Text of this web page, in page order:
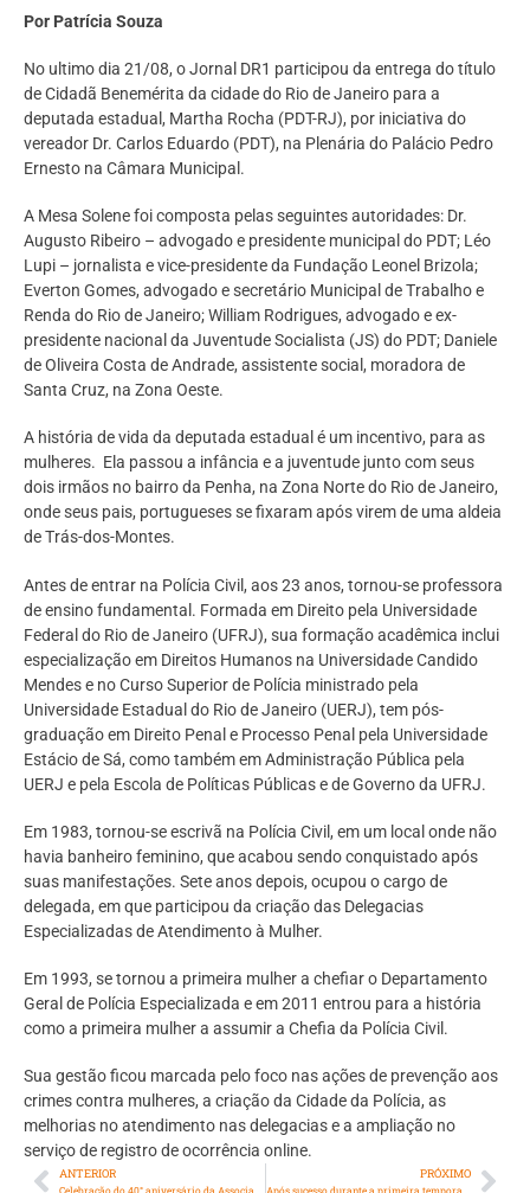
Por Patrícia Souza
No ultimo dia 21/08, o Jornal DR1 participou da entrega do título
de Cidadã Benemérita da cidade do Rio de Janeiro para a
deputada estadual, Martha Rocha (PDT-RJ), por iniciativa do
vereador Dr. Carlos Eduardo (PDT), na Plenária do Palácio Pedro
Ernesto na Câmara Municipal.
A Mesa Solene foi composta pelas seguintes autoridades: Dr.
Augusto Ribeiro – advogado e presidente municipal do PDT; Léo
Lupi – jornalista e vice-presidente da Fundação Leonel Brizola;
Everton Gomes, advogado e secretário Municipal de Trabalho e
Renda do Rio de Janeiro; William Rodrigues, advogado e ex-
presidente nacional da Juventude Socialista (JS) do PDT; Daniele
de Oliveira Costa de Andrade, assistente social, moradora de
Santa Cruz, na Zona Oeste.
A história de vida da deputada estadual é um incentivo, para as
mulheres. Ela passou a infância e a juventude junto com seus
dois irmãos no bairro da Penha, na Zona Norte do Rio de Janeiro,
onde seus pais, portugueses se fixaram após virem de uma aldeia
de Trás-dos-Montes.
Antes de entrar na Polícia Civil, aos 23 anos, tornou-se professora
de ensino fundamental. Formada em Direito pela Universidade
Federal do Rio de Janeiro (UFRJ), sua formação acadêmica inclui
especialização em Direitos Humanos na Universidade Candido
Mendes e no Curso Superior de Polícia ministrado pela
Universidade Estadual do Rio de Janeiro (UERJ), tem pós-
graduação em Direito Penal e Processo Penal pela Universidade
Estácio de Sá, como também em Administração Pública pela
UERJ e pela Escola de Políticas Públicas e de Governo da UFRJ.
Em 1983, tornou-se escrivã na Polícia Civil, em um local onde não
havia banheiro feminino, que acabou sendo conquistado após
suas manifestações. Sete anos depois, ocupou o cargo de
delegada, em que participou da criação das Delegacias
Especializadas de Atendimento à Mulher.
Em 1993, se tornou a primeira mulher a chefiar o Departamento
Geral de Polícia Especializada e em 2011 entrou para a história
como a primeira mulher a assumir a Chefia da Polícia Civil.
Sua gestão ficou marcada pelo foco nas ações de prevenção aos
crimes contra mulheres, a criação da Cidade da Polícia, as
melhorias no atendimento nas delegacias e a ampliação no
serviço de registro de ocorrência online.
ANTERIOR PRÓXIMO